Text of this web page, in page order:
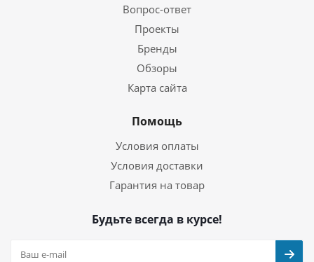
Вопрос-ответ
Проекты
Бренды
Обзоры
Карта сайта
Помощь
Условия оплаты
Условия доставки
Гарантия на товар
Будьте всегда в курсе!